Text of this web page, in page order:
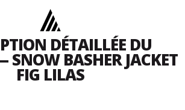
DÉTAILLÉE DU
SNOW BASHER JACKET
FIG LILAS